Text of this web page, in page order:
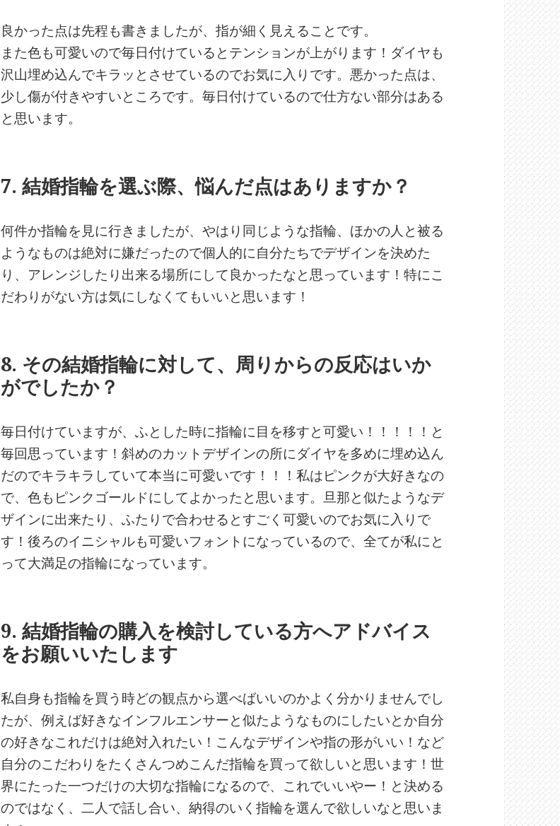
良かった点は先程も書きましたが、指が細く見えることです。
また色も可愛いので毎日付けているとテンションが上がります！ダイヤも
沢山埋め込んでキラッとさせているのでお気に入りです。悪かった点は、
少し傷が付きやすいところです。毎日付けているので仕方ない部分はある
と思います。
7. 結婚指輪を選ぶ際、悩んだ点はありますか？
何件か指輪を見に行きましたが、やはり同じような指輪、ほかの人と被る
ようなものは絶対に嫌だったので個人的に自分たちでデザインを決めた
り、アレンジしたり出来る場所にして良かったなと思っています！特にこ
だわりがない方は気にしなくてもいいと思います！
8. その結婚指輪に対して、周りからの反応はいか
がでしたか？
毎日付けていますが、ふとした時に指輪に目を移すと可愛い！！！！！と
毎回思っています！斜めのカットデザインの所にダイヤを多めに埋め込ん
だのでキラキラしていて本当に可愛いです！！！私はピンクが大好きなの
で、色もピンクゴールドにしてよかったと思います。旦那と似たようなデ
ザインに出来たり、ふたりで合わせるとすごく可愛いのでお気に入りで
す！後ろのイニシャルも可愛いフォントになっているので、全てが私にと
って大満足の指輪になっています。
9. 結婚指輪の購入を検討している方へアドバイス
をお願いいたします
私自身も指輪を買う時どの観点から選べばいいのかよく分かりませんでし
たが、例えば好きなインフルエンサーと似たようなものにしたいとか自分
の好きなこれだけは絶対入れたい！こんなデザインや指の形がいい！など
自分のこだわりをたくさんつめこんだ指輪を買って欲しいと思います！世
界にたった一つだけの大切な指輪になるので、これでいいやー！と決める
のではなく、二人で話し合い、納得のいく指輪を選んで欲しいなと思いま